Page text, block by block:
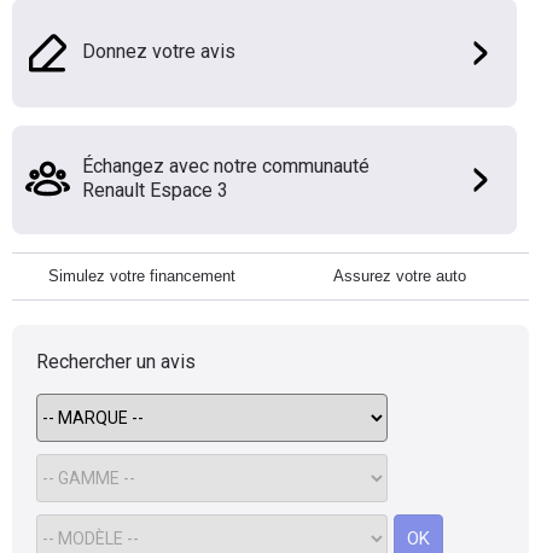
Donnez votre avis
Échangez avec notre communauté
Renault Espace 3
Simulez votre financement Assurez votre auto
Rechercher un avis
OK